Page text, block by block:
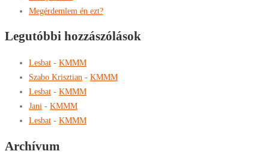
Megérdemlem én ezt?
Legutóbbi hozzászólások
Lesbat - KMMM
Szabo Krisztian - KMMM
Lesbat - KMMM
Jani - KMMM
Lesbat - KMMM
Archívum